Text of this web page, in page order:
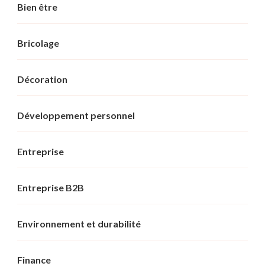
Bien être
Bricolage
Décoration
Développement personnel
Entreprise
Entreprise B2B
Environnement et durabilité
Finance